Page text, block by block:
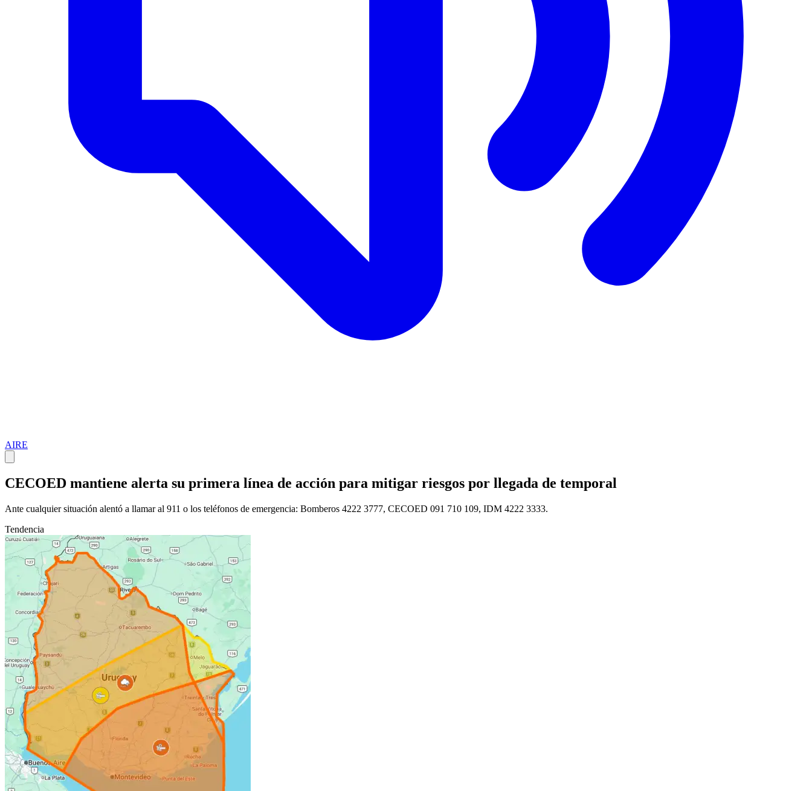
AIRE
CECOED mantiene alerta su primera línea de acción para mitigar riesgos por llegada de temporal
Ante cualquier situación alentó a llamar al 911 o los teléfonos de emergencia: Bomberos 4222 3777, CECOED 091 710 109, IDM 4222 3333.
Tendencia